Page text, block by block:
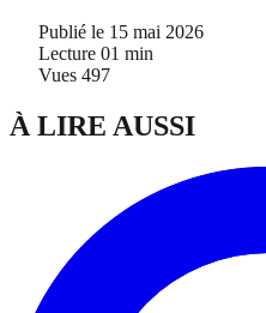
Publié le 15 mai 2026
Lecture 01 min
Vues 497
À LIRE AUSSI